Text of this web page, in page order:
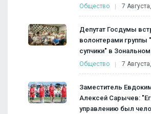
Общество 7
Депутат Госдумы
волонтерами
супчики" в
Общество 7
Заместитель
Алексей Сарычев:
управлению был